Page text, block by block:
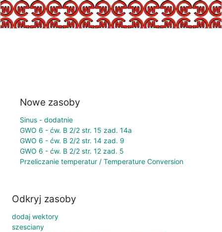
Nowe zasoby
Sinus - dodatnie
GWO 6 - ćw. B 2/2 str. 15 zad. 14a
GWO 6 - ćw. B 2/2 str. 14 zad. 9
GWO 6 - ćw. B 2/2 str. 12 zad. 5
Przeliczanie temperatur / Temperature Conversion
Odkryj zasoby
dodaj wektory
szesciany